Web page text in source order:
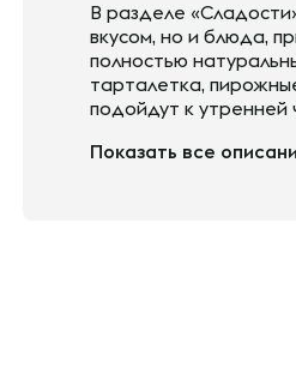
В разделе
вкусом, но и блюда,
полностью
тарталетка,
подойдут к утренней
Показать все